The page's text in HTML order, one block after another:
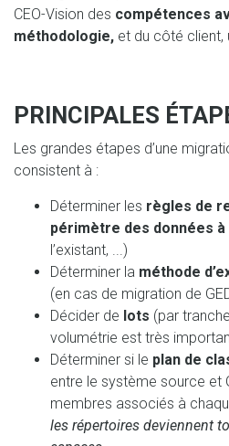
CEO-Vision des compétences
méthodologie, et du côté client,
PRINCIPALES
Les grandes étapes d’une
consistent à :
Déterminer les règles de
périmètre des données
l’existant, ...)
Déterminer la méthode
(en cas de migration de
Décider de lots (par
volumétrie est très
Déterminer si le plan de
entre le système source et
membres associés à
les répertoires deviennent